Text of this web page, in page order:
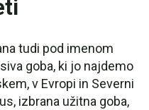
tudi pod imenom
goba, ki jo najdemo
v Evropi in Severni
izbrana užitna goba,